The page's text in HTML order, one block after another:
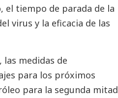
el tiempo de parada de la
virus y la eficacia de las
, las medidas de
para los próximos
para la segunda mitad